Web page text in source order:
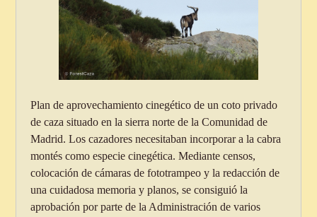
Plan de aprovechamiento cinegético de un coto privado
de caza situado en la sierra norte de la Comunidad de
Madrid. Los cazadores necesitaban incorporar a la cabra
montés como especie cinegética. Mediante censos,
colocación de cámaras de fototrampeo y la redacción de
una cuidadosa memoria y planos, se consiguió la
aprobación por parte de la Administración de varios